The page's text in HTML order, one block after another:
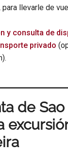
llevarle de
y consulta de
privado
de